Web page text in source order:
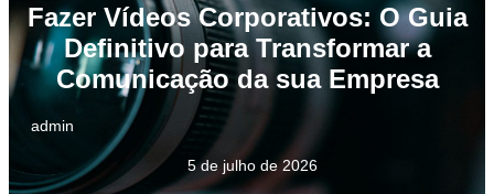
Fazer Vídeos Corporativos: O Guia
Definitivo para Transformar a
Comunicação da sua Empresa
admin
5 de julho de 2026